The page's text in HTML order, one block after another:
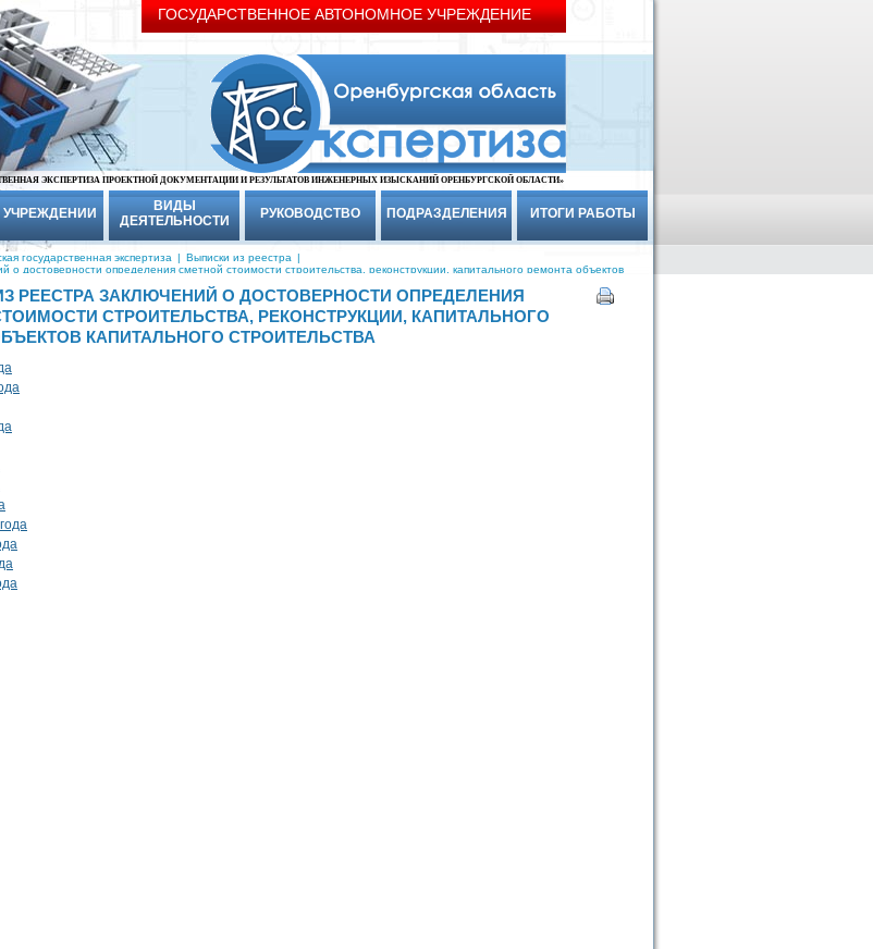
ГОСУДАРСТВЕННОЕ АВТОНОМНОЕ УЧРЕЖДЕНИЕ
ЭКСПЕРТИЗА ПРОЕКТНОЙ ДОКУМЕНТАЦИИ И РЕЗУЛЬТАТОВ ИНЖЕНЕРНЫХ ИЗЫСКАНИЙ ОРЕНБУРГСКОЙ ОБЛАСТИ»
УЧРЕЖДЕНИИ
ВИДЫ
ДЕЯТЕЛЬНОСТИ
РУКОВОДСТВО ПОДРАЗДЕЛЕНИЯ ИТОГИ РАБОТЫ
государственная экспертиза | Выписки из реестра |
о достоверности определения сметной стоимости строительства, реконструкции, капитального ремонта объектов
РЕЕСТРА ЗАКЛЮЧЕНИЙ О ДОСТОВЕРНОСТИ ОПРЕДЕЛЕНИЯ
СТРОИТЕЛЬСТВА, РЕКОНСТРУКЦИИ, КАПИТАЛЬНОГО
КАПИТАЛЬНОГО СТРОИТЕЛЬСТВА